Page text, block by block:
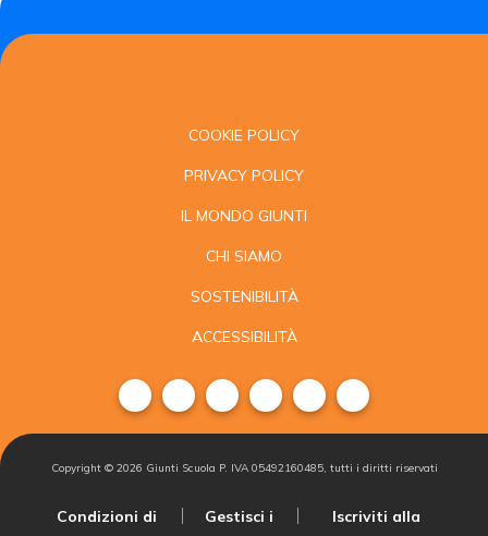
COOKIE POLICY
PRIVACY POLICY
IL MONDO GIUNTI
CHI SIAMO
SOSTENIBILITÀ
ACCESSIBILITÀ
Copyright © 2026 Giunti Scuola P. IVA 05492160485, tutti i diritti riservati
Condizioni di
Gestisci i
Iscriviti alla